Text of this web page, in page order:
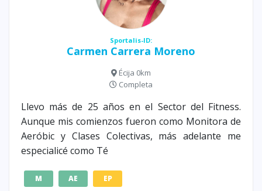
Sportalis-ID:
Carmen Carrera Moreno
Écija 0km
Completa
Llevo más de 25 años en el Sector del Fitness.
Aunque mis comienzos fueron como Monitora de
Aeróbic y Clases Colectivas, más adelante me
especialicé como Té
M AE EP